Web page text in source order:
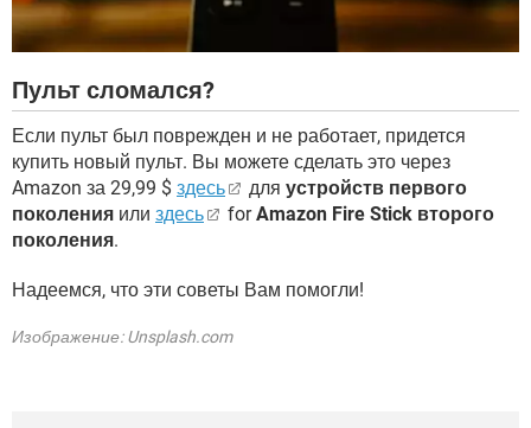
Пульт сломался?
Если пульт был поврежден и не работает, придется
купить новый пульт. Вы можете сделать это через
Amazon за 29,99 $ здесь для устройств первого
поколения или здесь forAmazon Fire Stick второго
поколения.
Надеемся, что эти советы Вам помогли!
Изображение: Unsplash.com